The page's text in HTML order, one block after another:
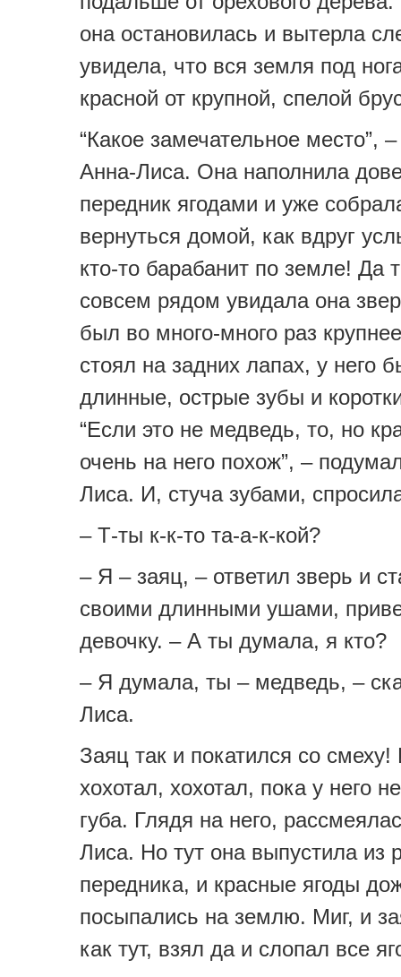
она остановилась и вытерла
увидела, что вся земля под
красной от крупной, спелой
“Какое замечательное место”,
Анна-Лиса. Она наполнила
передник ягодами и уже
вернуться домой, как вдруг
кто-то барабанит по земле! Да
совсем рядом увидала она
был во много-много раз
стоял на задних лапах, у него
длинные, острые зубы и
“Если это не медведь, то, но
очень на него похож”, –
Лиса. И, стуча зубами,
– Т-ты к-к-то та-а-к-кой?
– Я – заяц, – ответил зверь и
своими длинными ушами,
девочку. – А ты думала, я кто?
– Я думала, ты – медведь, –
Лиса.
Заяц так и покатился со смеху!
хохотал, хохотал, пока у него
губа. Глядя на него,
Лиса. Но тут она выпустила из
передника, и красные ягоды
посыпались на землю. Миг, и
как тут, взял да и слопал все